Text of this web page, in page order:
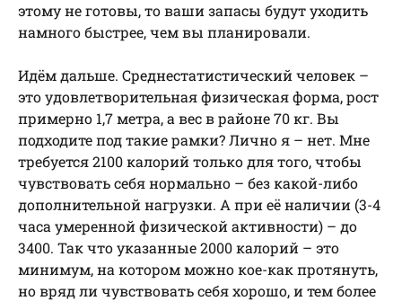
этому не готовы, то ваши запасы будут уходить
намного быстрее, чем вы планировали.
Идём дальше. Среднестатистический человек –
это удовлетворительная физическая форма, рост
примерно 1,7 метра, а вес в районе 70 кг. Вы
подходите под такие рамки? Лично я – нет. Мне
требуется 2100 калорий только для того, чтобы
чувствовать себя нормально – без какой-либо
дополнительной нагрузки. А при её наличии (3-4
часа умеренной физической активности) – до
3400. Так что указанные 2000 калорий – это
минимум, на котором можно кое-как протянуть,
но вряд ли чувствовать себя хорошо, и тем более